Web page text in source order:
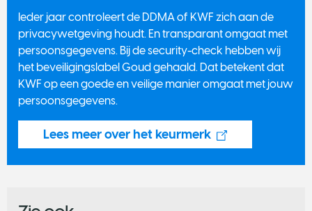
Ieder jaar controleert de DDMA of KWF zich aan de
privacywetgeving houdt. En transparant omgaat met
persoonsgegevens. Bij de security-check hebben wij
het beveiligingslabel Goud gehaald. Dat betekent dat
KWF op een goede en veilige manier omgaat met jouw
persoonsgegevens.
Lees meer over het keurmerk